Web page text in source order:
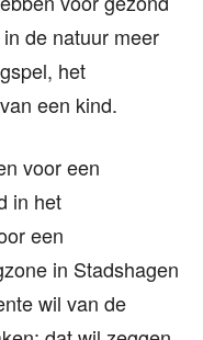
de natuur meer
het
een kind.
voor een
in het
een
in Stadshagen
wil van de